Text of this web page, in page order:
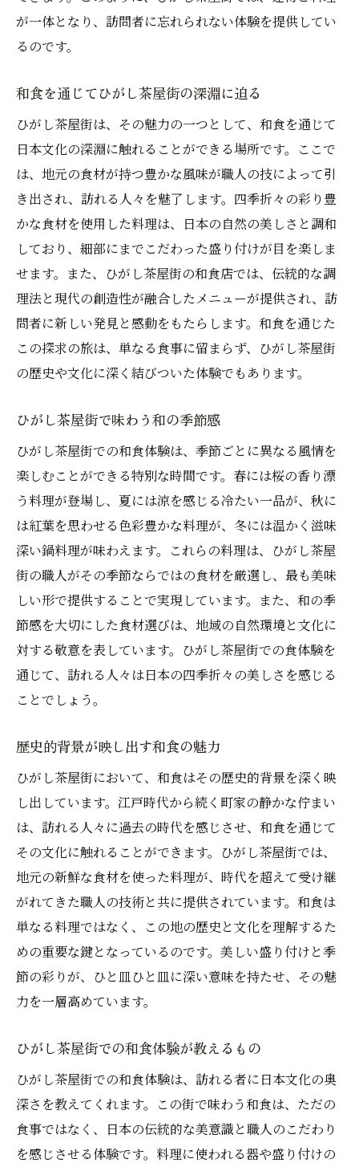
ひがし茶屋街の和食に触れる日本文化
日本文化の奥深さを感じるひがし茶屋街の
旅
ひがし茶屋街の和食が紡ぐ日本の物語
和食を通してひがし茶屋街の文化を探る
ひがし茶屋街の和食が奏でる季節のハーモニー
視覚と味覚で楽しむ
ひがし茶屋街で堪能する季節のハーモニー
和食の視覚美と季節感が交差するひがし茶
屋街
ひがし茶屋街で味わう五感刺激の和食
季節の移ろいを表現するひがし茶屋街の和
ひがし茶屋街で出会う四季の味覚と美
和食が奏でるひがし茶屋街の季節の調べ
伝統が息づくひがし茶屋街で和食の真髄を体験
する旅路
ひがし茶屋街で体験する和食文化の深淵
伝統が息づくひがし茶屋街の魅力
和食の真髄を感じるひがし茶屋街の旅
ひがし茶屋街で和食の奥義を探る
伝統的な和食体験が待つひがし茶屋街
ひがし茶屋街で和食の歴史に触れる一日
ひがし茶屋街の和食に宿る金沢の魂心温まるひ
ひがし茶屋街で感じる金沢の和食魂
心温まる和食時間が流れるひがし茶屋街
金沢の精神が息づくひがし茶屋街の和食
ひがし茶屋街で味わう心豊かな和食
金沢の伝統が宿るひがし茶屋街の味
ひがし茶屋街で心に響く金沢の和食体験
が一体となり、訪問者に忘れられない体験を提供してい
るのです。
和食を通じてひがし茶屋街の深淵に迫る
ひがし茶屋街は、その魅力の一つとして、和食を通じて
日本文化の深淵に触れることができる場所です。ここで
は、地元の食材が持つ豊かな風味が職人の技によって引
き出され、訪れる人々を魅了します。四季折々の彩り豊
かな食材を使用した料理は、日本の自然の美しさと調和
しており、細部にまでこだわった盛り付けが目を楽しま
せます。また、ひがし茶屋街の和食店では、伝統的な調
理法と現代の創造性が融合したメニューが提供され、訪
問者に新しい発見と感動をもたらします。和食を通じた
この探求の旅は、単なる食事に留まらず、ひがし茶屋街
の歴史や文化に深く結びついた体験でもあります。
ひがし茶屋街で味わう和の季節感
ひがし茶屋街での和食体験は、季節ごとに異なる風情を
楽しむことができる特別な時間です。春には桜の香り漂
う料理が登場し、夏には涼を感じる冷たい一品が、秋に
は紅葉を思わせる色彩豊かな料理が、冬には温かく滋味
深い鍋料理が味わえます。これらの料理は、ひがし茶屋
街の職人がその季節ならではの食材を厳選し、最も美味
しい形で提供することで実現しています。また、和の季
節感を大切にした食材選びは、地域の自然環境と文化に
対する敬意を表しています。ひがし茶屋街での食体験を
通じて、訪れる人々は日本の四季折々の美しさを感じる
ことでしょう。
歴史的背景が映し出す和食の魅力
ひがし茶屋街において、和食はその歴史的背景を深く映
し出しています。江戸時代から続く町家の静かな佇まい
は、訪れる人々に過去の時代を感じさせ、和食を通じて
その文化に触れることができます。ひがし茶屋街では、
地元の新鮮な食材を使った料理が、時代を超えて受け継
がれてきた職人の技術と共に提供されています。和食は
単なる料理ではなく、この地の歴史と文化を理解するた
めの重要な鍵となっているのです。美しい盛り付けと季
節の彩りが、ひと皿ひと皿に深い意味を持たせ、その魅
力を一層高めています。
ひがし茶屋街での和食体験が教えるもの
ひがし茶屋街での和食体験は、訪れる者に日本文化の奥
深さを教えてくれます。この街で味わう和食は、ただの
食事ではなく、日本の伝統的な美意識と職人のこだわり
を感じさせる体験です。料理に使われる器や盛り付けの